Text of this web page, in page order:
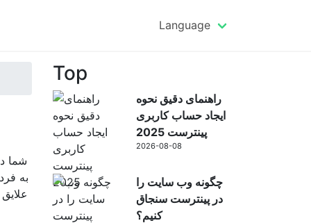
Language
شما
به
Top
راهنمای دقیق نحوه
ایجاد حساب کاربری
پینترست 2025
2026-08-08
چگونه وب سایت را
در پینترست سنجاق
کنیم؟